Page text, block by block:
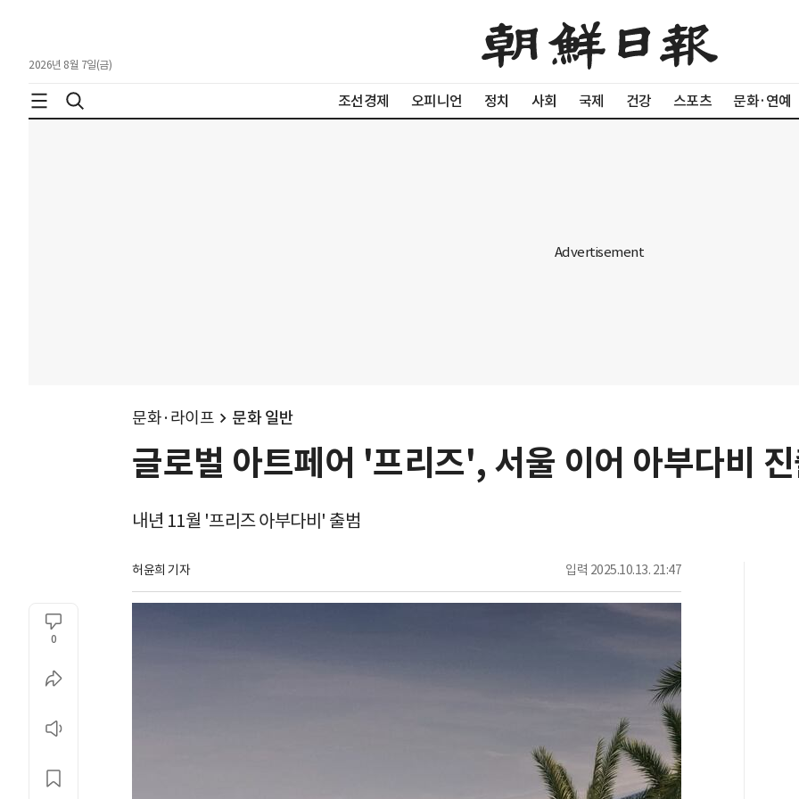
2026년 8월 7일(금)
조선경제 오피니언 정치 사회 국제 건강 스포츠 문화·연예
문화·라이프 문화 일반
글로벌 아트페어 '프리즈', 서울 이어 아부다비
내년 11월 '프리즈 아부다비' 출범
허윤희 기자 입력 2025.10.13. 21:47
0